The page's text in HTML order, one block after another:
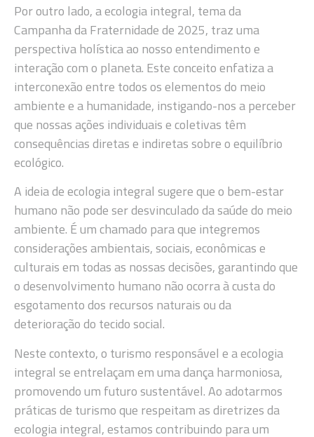
Por outro lado, a ecologia integral, tema da
Campanha da Fraternidade de 2025, traz uma
perspectiva holística ao nosso entendimento e
interação com o planeta. Este conceito enfatiza a
interconexão entre todos os elementos do meio
ambiente e a humanidade, instigando-nos a perceber
que nossas ações individuais e coletivas têm
consequências diretas e indiretas sobre o equilíbrio
ecológico.
A ideia de ecologia integral sugere que o bem-estar
humano não pode ser desvinculado da saúde do meio
ambiente. É um chamado para que integremos
considerações ambientais, sociais, econômicas e
culturais em todas as nossas decisões, garantindo que
o desenvolvimento humano não ocorra à custa do
esgotamento dos recursos naturais ou da
deterioração do tecido social.
Neste contexto, o turismo responsável e a ecologia
integral se entrelaçam em uma dança harmoniosa,
promovendo um futuro sustentável. Ao adotarmos
práticas de turismo que respeitam as diretrizes da
ecologia integral, estamos contribuindo para um